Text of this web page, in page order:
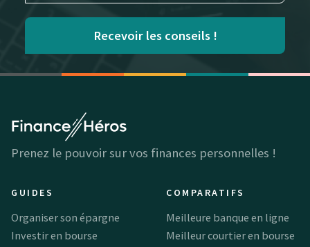
Recevoir les conseils !
Prenez le pouvoir sur vos finances personnelles !
GUIDES
Organiser son épargne
Investir en bourse
COMPARATIFS
Meilleure banque en ligne
Meilleur courtier en bourse